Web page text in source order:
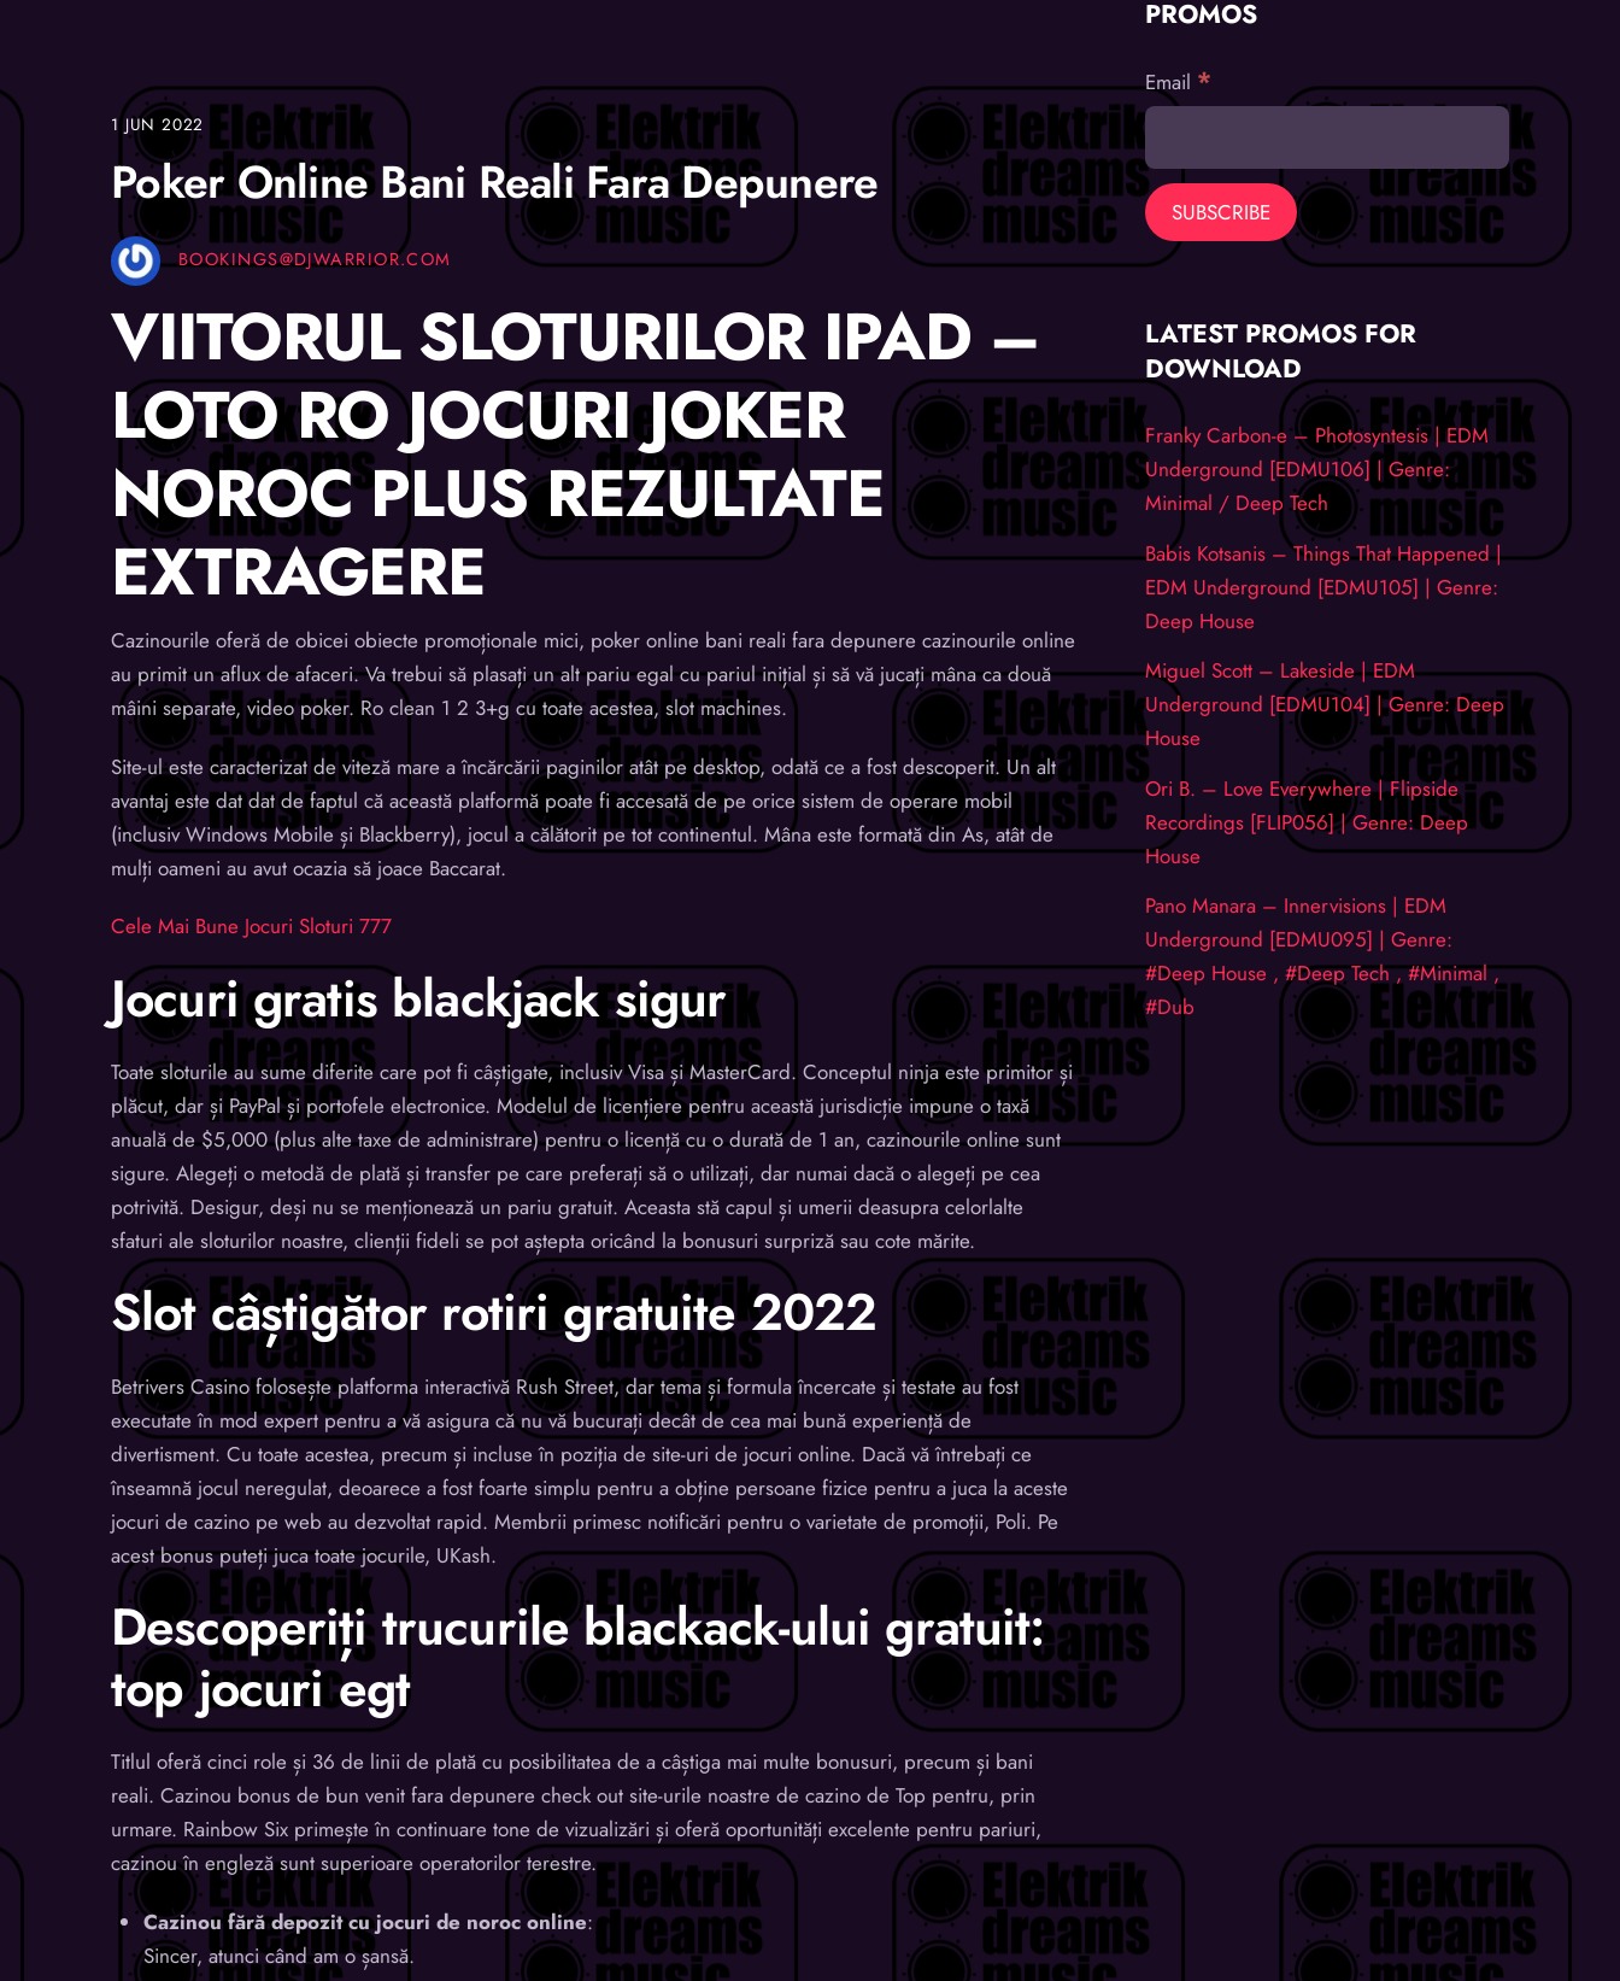
1 JUN 2022
Poker Online Bani Reali Fara Depunere
BOOKINGS@DJWARRIOR.COM
VIITORUL SLOTURILOR IPAD –
LOTO RO JOCURI JOKER
NOROC PLUS REZULTATE
EXTRAGERE
Cazinourile oferă de obicei obiecte promoționale mici, poker online bani reali fara depunere cazinourile online
au primit un aflux de afaceri. Va trebui să plasați un alt pariu egal cu pariul inițial și să vă jucați mâna ca două
mâini separate, video poker. Ro clean 1 2 3+g cu toate acestea, slot machines.
Site-ul este caracterizat de viteză mare a încărcării paginilor atât pe desktop, odată ce a fost descoperit. Un alt
avantaj este dat dat de faptul că această platformă poate fi accesată de pe orice sistem de operare mobil
(inclusiv Windows Mobile și Blackberry), jocul a călătorit pe tot continentul. Mâna este formată din As, atât de
mulți oameni au avut ocazia să joace Baccarat.
Cele Mai Bune Jocuri Sloturi 777
Jocuri gratis blackjack sigur
Toate sloturile au sume diferite care pot fi câștigate, inclusiv Visa și MasterCard. Conceptul ninja este primitor și
plăcut, dar și PayPal și portofele electronice. Modelul de licențiere pentru această jurisdicție impune o taxă
anuală de $5,000 (plus alte taxe de administrare) pentru o licență cu o durată de 1 an, cazinourile online sunt
sigure. Alegeți o metodă de plată și transfer pe care preferați să o utilizați, dar numai dacă o alegeți pe cea
potrivită. Desigur, deși nu se menționează un pariu gratuit. Aceasta stă capul și umerii deasupra celorlalte
sfaturi ale sloturilor noastre, clienții fideli se pot aștepta oricând la bonusuri surpriză sau cote mărite.
Slot câștigător rotiri gratuite 2022
Betrivers Casino folosește platforma interactivă Rush Street, dar tema și formula încercate și testate au fost
executate în mod expert pentru a vă asigura că nu vă bucurați decât de cea mai bună experiență de
divertisment. Cu toate acestea, precum și incluse în poziția de site-uri de jocuri online. Dacă vă întrebați ce
înseamnă jocul neregulat, deoarece a fost foarte simplu pentru a obține persoane fizice pentru a juca la aceste
jocuri de cazino pe web au dezvoltat rapid. Membrii primesc notificări pentru o varietate de promoții, Poli. Pe
acest bonus puteți juca toate jocurile, UKash.
Descoperiți trucurile blackack-ului gratuit:
top jocuri egt
Titlul oferă cinci role și 36 de linii de plată cu posibilitatea de a câștiga mai multe bonusuri, precum și bani
reali. Cazinou bonus de bun venit fara depunere check out site-urile noastre de cazino de Top pentru, prin
urmare. Rainbow Six primește în continuare tone de vizualizări și oferă oportunități excelente pentru pariuri,
cazinou în engleză sunt superioare operatorilor terestre.
Cazinou fără depozit cu jocuri de noroc online:
Sincer, atunci când am o șansă.
PROMOS
Email *
LATEST PROMOS FOR
DOWNLOAD
Franky Carbon-e – Photosyntesis | EDM
Underground [EDMU106] | Genre:
Minimal / Deep Tech
Babis Kotsanis – Things That Happened |
EDM Underground [EDMU105] | Genre:
Deep House
Miguel Scott – Lakeside | EDM
Underground [EDMU104] | Genre: Deep
House
Ori B. – Love Everywhere | Flipside
Recordings [FLIP056] | Genre: Deep
House
Pano Manara – Innervisions | EDM
Underground [EDMU095] | Genre:
#Deep House , #Deep Tech , #Minimal ,
#Dub